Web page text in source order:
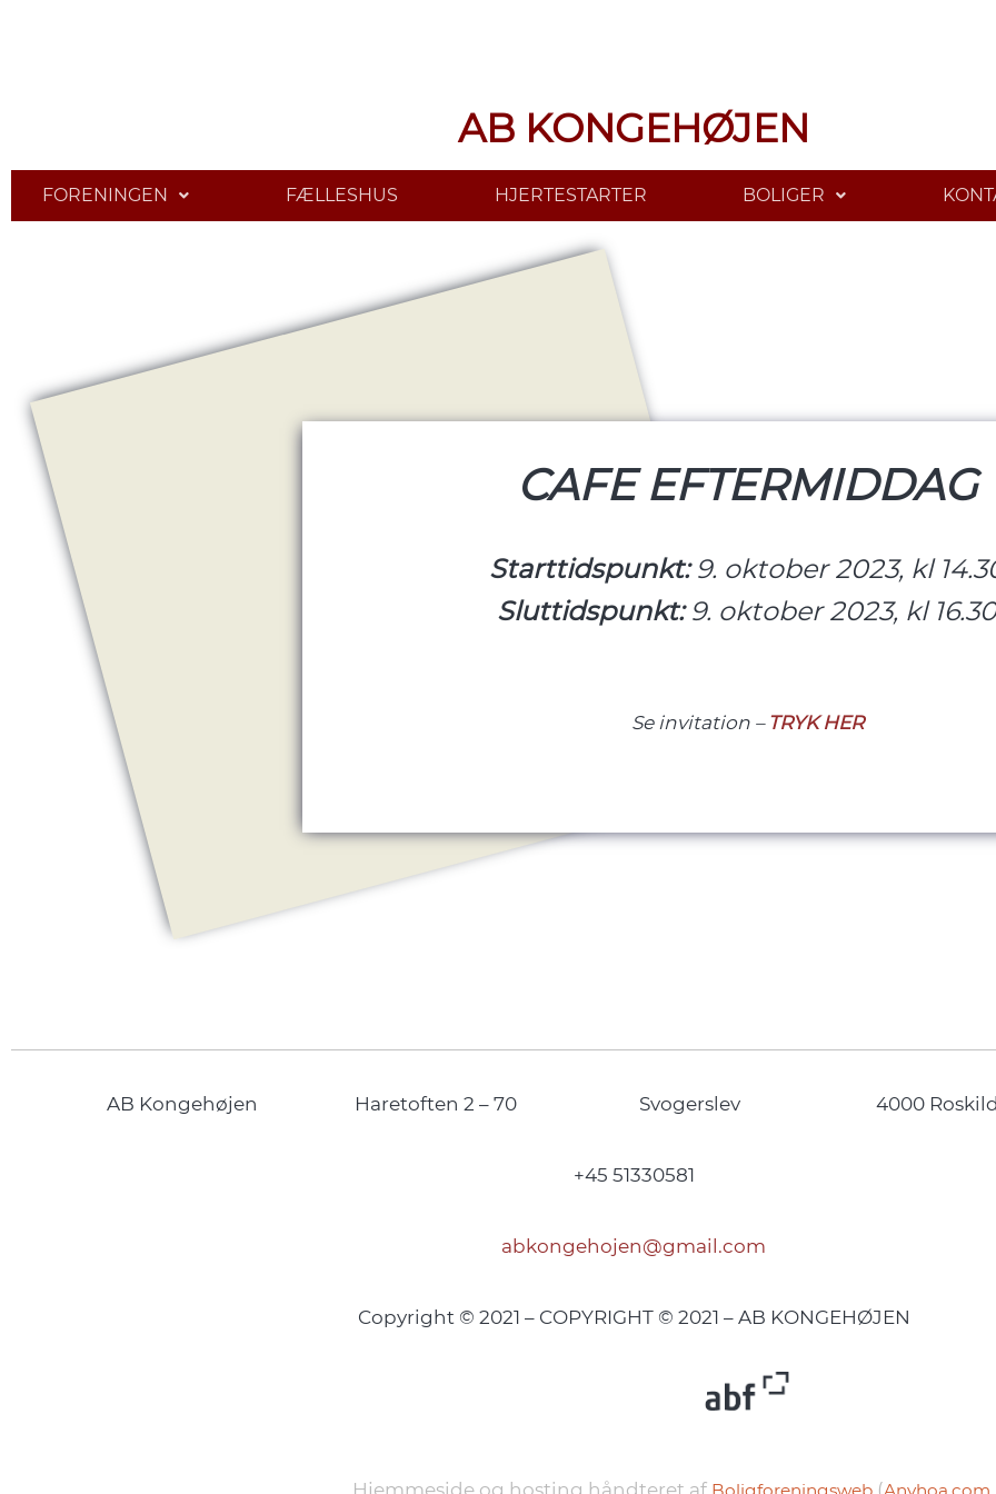
AB KONGEHØJEN
FORENINGEN FÆLLESHUS HJERTESTARTER BOLIGER
CAFE EFTERMIDDAG
Starttidspunkt:9. oktober 2023, kl
Sluttidspunkt:9. oktober 2023, kl 16.30
Se invitation – TRYK HER
AB Kongehøjen Haretoften 2 – 70 Svogerslev 4000
+45 51330581
abkongehojen@gmail.com
Copyright © 2021 – COPYRIGHT © 2021 – AB KONGEHØJEN